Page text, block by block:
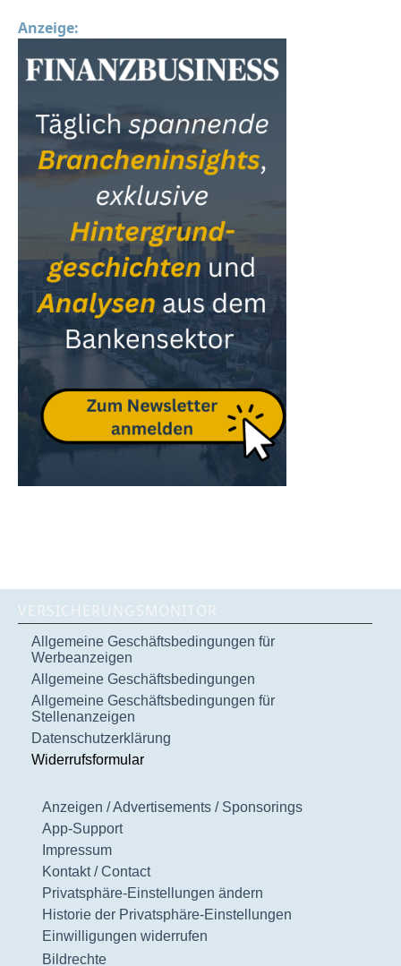
Anzeige:
VERSICHERUNGSMONITOR
Allgemeine Geschäftsbedingungen für
Werbeanzeigen
Allgemeine Geschäftsbedingungen
Allgemeine Geschäftsbedingungen für
Stellenanzeigen
Datenschutzerklärung
Widerrufsformular
Anzeigen / Advertisements / Sponsorings
App-Support
Impressum
Kontakt / Contact
Privatsphäre-Einstellungen ändern
Historie der Privatsphäre-Einstellungen
Einwilligungen widerrufen
Bildrechte